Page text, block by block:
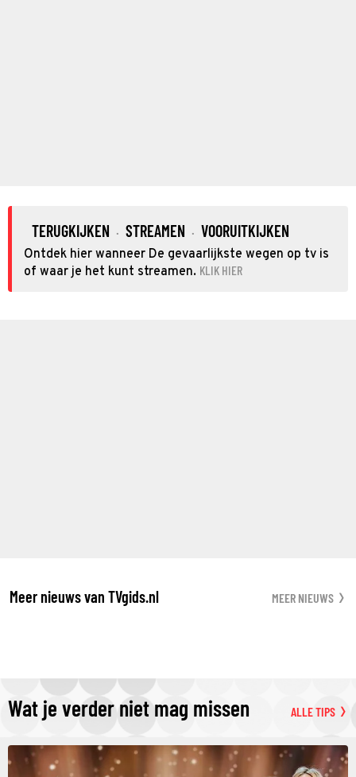
TERUGKIJKEN · STREAMEN · VOORUITKIJKEN
Ontdek hier wanneer De gevaarlijkste wegen op tv is
of waar je het kunt streamen. KLIK HIER
Meer nieuws van TVgids.nl MEER NIEUWS
Wat je verder niet mag missen ALLE TIPS